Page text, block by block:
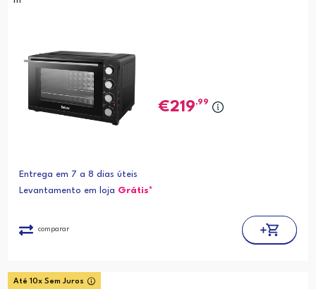
219,99
Entrega em 7 a 8 dias úteis
Levantamento em loja Grátis*
comparar
Até 10x Sem Juros